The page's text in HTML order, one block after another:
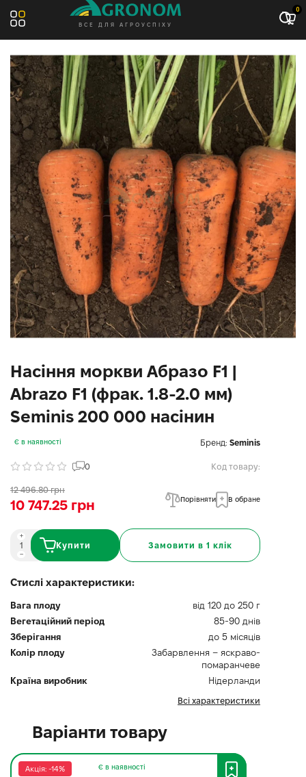
ВСЕ ДЛЯ АГРОУСПІХУ
0
Насіння моркви Абразо F1 |
Abrazo F1 (фрак. 1.8-2.0 мм)
Seminis 200 000 насінин
Є в наявності Бренд: Seminis
0 Код товару:
12 496.80 грн
10 747.25 грн Порівняти В обране
Купити Замовити в 1 клік
Стислі характеристики:
Вага плоду
від 120 до 250 г
Вегетаційний період
85-90 днів
Зберігання
до 5 місяців
Колір плоду
Забарвлення – яскраво-
помаранчеве
Країна виробник
Нідерланди
Всі характеристики
Варіанти товару
Акція: -14% Є в наявності